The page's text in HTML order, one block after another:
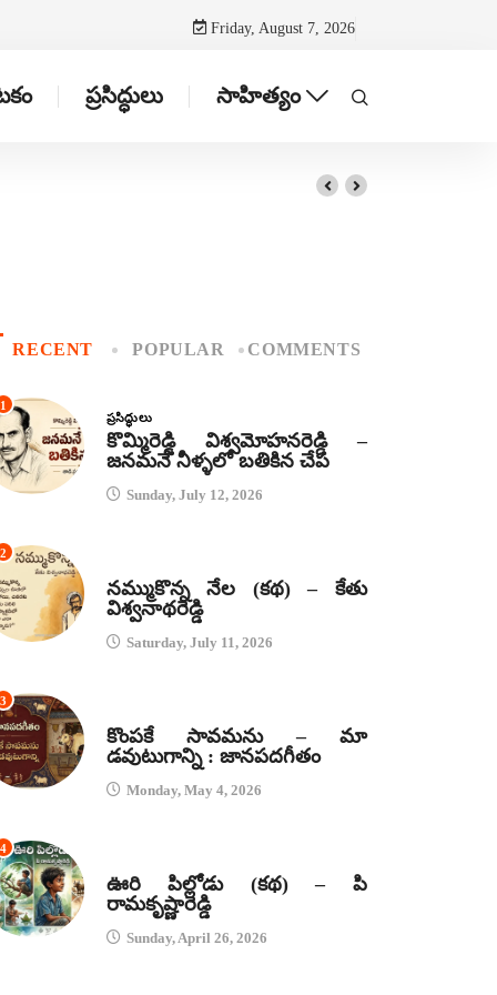
Friday, August 7, 2026
ప్రసిద్ధులు సాహిత్యం
RECENT POPULAR COMMENTS
1
ప్రసిద్ధులు
కొమ్మిరెడ్డి విశ్వమోహనరెడ్డి –
జనమనే నీళ్ళలో బతికిన చేప
Sunday, July 12, 2026
2
నమ్ముకొన్న నేల (కథ) – కేతు
విశ్వనాథరెడ్డి
Saturday, July 11, 2026
3
కొంపకే సావమను – మా
డవుటుగాన్ని : జానపదగీతం
Monday, May 4, 2026
4
ఊరి పిల్లోడు (కథ) – పి
రామకృష్ణారెడ్డి
Sunday, April 26, 2026